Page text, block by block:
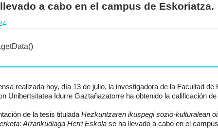
a cabo en el campus de Eskoriatza.
realizada hoy, día 13 de julio, la investigadora de la Facultad
Unibertsitatea Idurre Gaztañazatorre ha obtenido la calificación
de la tesis titulada Hezkuntzaren ikuspegi sozio-kulturalean
Arrankudiaga Herri Eskola se ha llevado a cabo en el